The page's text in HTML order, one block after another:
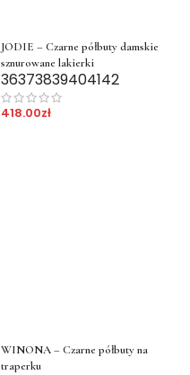
JODIE – Czarne półbuty damskie
sznurowane lakierki
36373839404142
418.00zł
WINONA – Czarne półbuty na
traperku